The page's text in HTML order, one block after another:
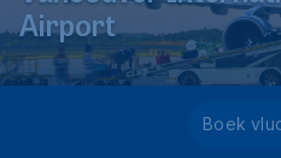
Airport
Boek